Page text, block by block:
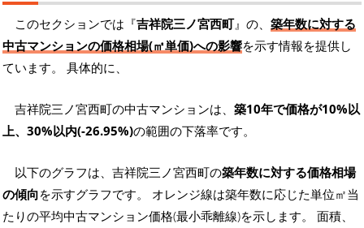
このセクションでは『吉祥院三ノ宮西町』の、 築年数に対する
中古マンションの価格相場(㎡単価)への影響を示す情報を提供し
ています。 具体的に、
吉祥院三ノ宮西町の中古マンションは、 築10年で価格が10%以
上、30%以内(-26.95%)の範囲の下落率です。
以下のグラフは、吉祥院三ノ宮西町の築年数に対する価格相場
の傾向を示すグラフです。 オレンジ線は築年数に応じた単位㎡当
たりの平均中古マンション価格(最小乖離線)を示します。 面積、